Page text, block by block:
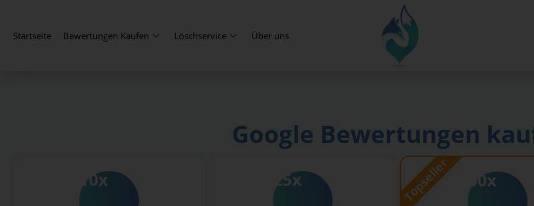
Startseite Bewertungen Kaufen Löschservice Über uns
Google Bewertungen
10x 25x Topseller 50x